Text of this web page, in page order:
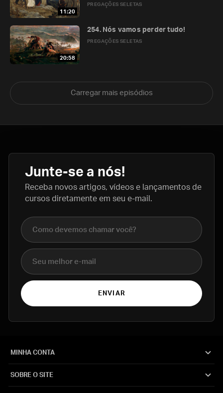
11:20
PREGAÇÕES SELETAS
20:58
PREGAÇÕES SELETAS
254. Nós vamos perder tudo!
Carregar mais episódios
Junte-se a nós!
Receba novos artigos, vídeos e lançamentos de
cursos diretamente em seu e-mail.
Nome completo
E-mail
ENVIAR
MINHA CONTA
SOBRE O SITE